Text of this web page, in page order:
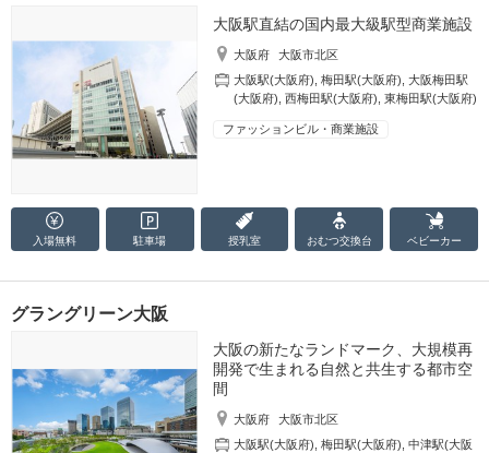
大阪駅直結の国内最大級駅型商業施設
大阪府
大阪市北区
大阪駅(大阪府) ,梅田駅(大阪府) ,大阪梅田駅
(大阪府) ,西梅田駅(大阪府) ,東梅田駅(大阪府)
ファッションビル・商業施設
入場無料 駐車場 授乳室 おむつ交換台 ベビーカー
グラングリーン大阪
大阪の新たなランドマーク、大規模再
開発で生まれる自然と共生する都市空
間
大阪府
大阪市北区
大阪駅(大阪府) ,梅田駅(大阪府) ,中津駅(大阪